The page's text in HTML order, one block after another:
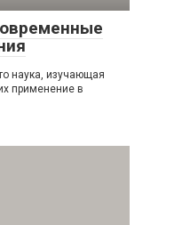
наука, изучающая
применение в